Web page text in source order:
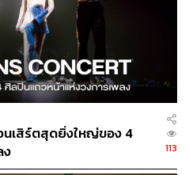
THE AUTHOR
ผู้เติบโตมากับ Pop Culture
หลงใหลในศาสตร์แห่งการเล่าเรื่อง
นเสิร์ตสุดยิ่งใหญ่ของ 4
ง
113